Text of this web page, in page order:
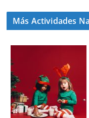
Más Actividades